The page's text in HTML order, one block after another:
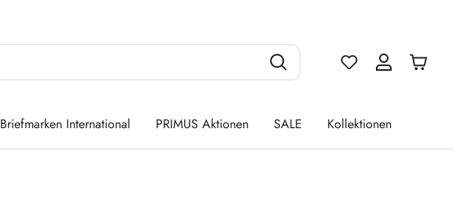
Du hast 0
Briefmarken International PRIMUS Aktionen SALE Kollektionen